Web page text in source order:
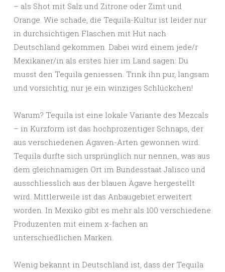
– als Shot mit Salz und Zitrone oder Zimt und
Orange. Wie schade, die Tequila-Kultur ist leider nur
in durchsichtigen Flaschen mit Hut nach
Deutschland gekommen. Dabei wird einem jede/r
Mexikaner/in als erstes hier im Land sagen: Du
musst den Tequila geniessen. Trink ihn pur, langsam
und vorsichtig, nur je ein winziges Schlückchen!
Warum? Tequila ist eine lokale Variante des Mezcals
– in Kurzform ist das hochprozentiger Schnaps, der
aus verschiedenen Agaven-Arten gewonnen wird.
Tequila durfte sich ursprünglich nur nennen, was aus
dem gleichnamigen Ort im Bundesstaat Jalisco und
ausschliesslich aus der blauen Agave hergestellt
wird. Mittlerweile ist das Anbaugebiet erweitert
worden. In Mexiko gibt es mehr als 100 verschiedene
Produzenten mit einem x-fachen an
unterschiedlichen Marken.
Wenig bekannt in Deutschland ist, dass der Tequila